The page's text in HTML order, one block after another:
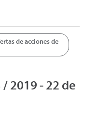
de acciones de
2019 - 22 de